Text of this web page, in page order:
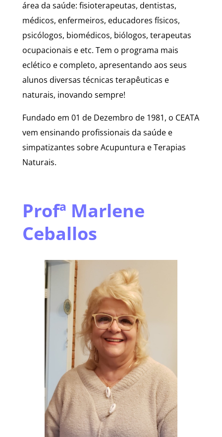
área da saúde: fisioterapeutas, dentistas,
médicos, enfermeiros, educadores físicos,
psicólogos, biomédicos, biólogos, terapeutas
ocupacionais e etc. Tem o programa mais
eclético e completo, apresentando aos seus
alunos diversas técnicas terapêuticas e
naturais, inovando sempre!
Fundado em 01 de Dezembro de 1981, o CEATA
vem ensinando profissionais da saúde e
simpatizantes sobre Acupuntura e Terapias
Naturais.
Profª Marlene
Ceballos